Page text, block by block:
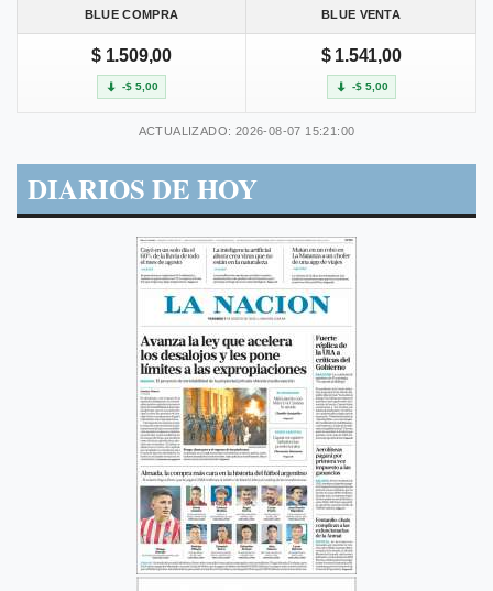
BLUE COMPRA BLUE VENTA
$ 1.509,00
-$ 5,00
$ 1.541,00
-$ 5,00
ACTUALIZADO: 2026-08-07 15:21:00
DIARIOS DE HOY